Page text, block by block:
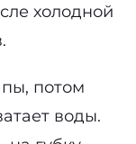
холодной
потом
воды.